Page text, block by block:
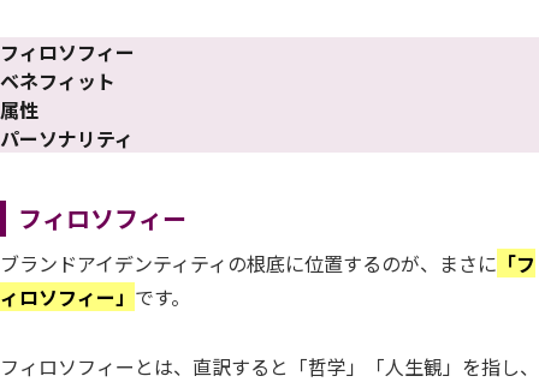
フィロソフィー
ベネフィット
属性
パーソナリティ
フィロソフィー
ブランドアイデンティティの根底に位置するのが、まさに 「フ
ィロソフィー」 です。
フィロソフィーとは、直訳すると「哲学」「人生観」を指し、